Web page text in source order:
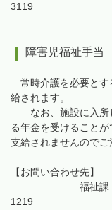
3119
障害児福祉手当
常時介護を必要とす
給されます。
なお、施設に入所
る年金を受けることが
支給されませんのでご
【お問い合わせ先】
福祉課 一
1219